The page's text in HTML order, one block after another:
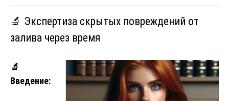
🔬 Экспертиза скрытых повреждений от
залива через время
🔬
Введение: